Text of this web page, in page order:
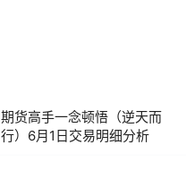
期货高手一念顿悟（逆天而
行）6月1日交易明细分析